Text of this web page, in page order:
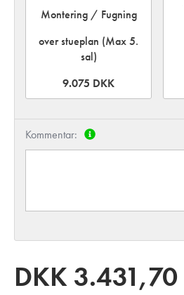
Montering / Fugning
over stueplan (Max 5.
sal)
9.075 DKK
Kommentar:
DKK 3.431,70